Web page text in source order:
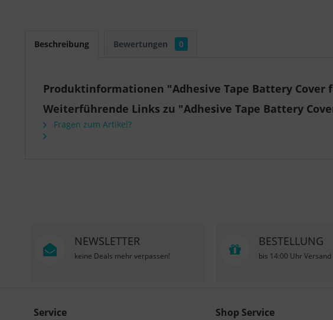
Beschreibung Bewertungen 0
Produktinformationen "Adhesive Tape Battery Cover
Weiterführende Links zu "Adhesive Tape Battery
Fragen zum Artikel?
NEWSLETTER
keine Deals mehr verpassen!
BESTELLUNG
bis 14:00 Uhr
Service Shop Service